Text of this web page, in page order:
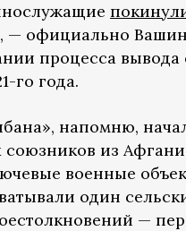
— официально
процесса
го года.
напомню,
из
военные
один
—